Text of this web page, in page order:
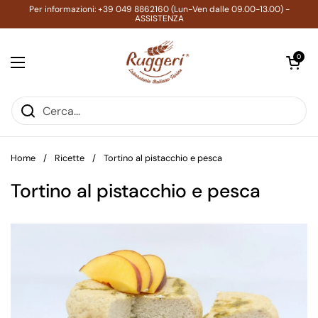
Passa ai contenuti
Per informazioni: +39 049 8862160 (Lun-Ven dalle 09.00-13.00) -
ASSISTENZA
Apri menu
Apri carrello
0
Home / Ricette / Tortino al pistacchio e pesca
Tortino al pistacchio e pesca